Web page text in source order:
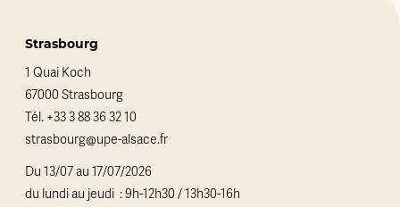
Strasbourg
1 Quai Koch
67000 Strasbourg
Tél. +33 3 88 36 32 10
strasbourg@upe-alsace.fr
Du 13/07 au 17/07/2026
du lundi au jeudi : 9h-12h30 / 13h30-16h